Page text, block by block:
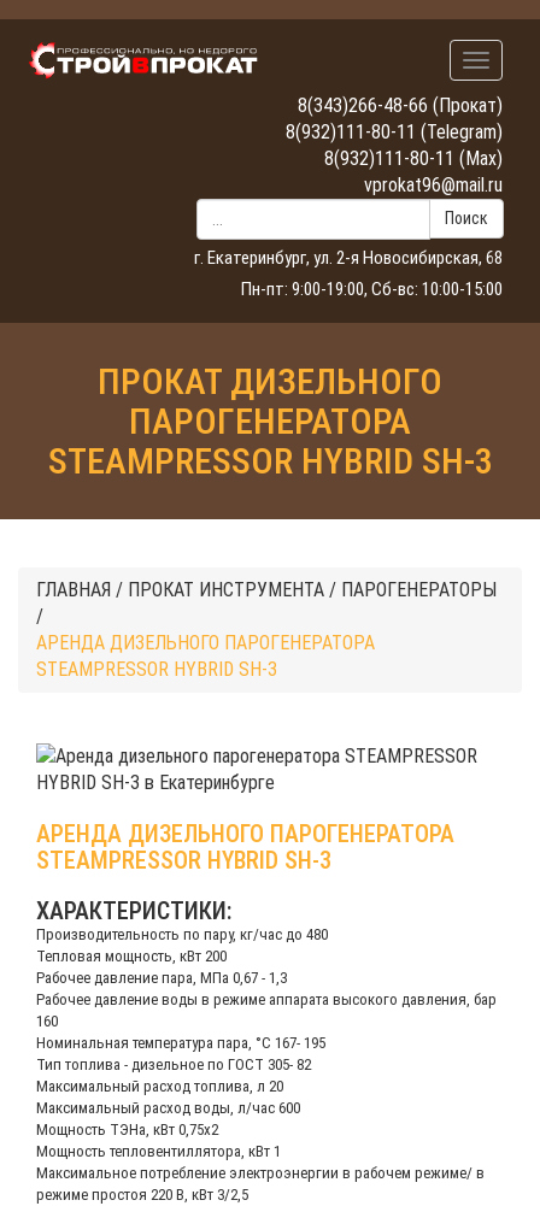
8(343)266-48-66 (Прокат)
8(932)111-80-11 (Telegram)
8(932)111-80-11 (Max)
vprokat96@mail.ru
Поиск
г. Екатеринбург, ул. 2-я Новосибирская, 68
Пн-пт: 9:00-19:00, Сб-вс: 10:00-15:00
ПРОКАТ ДИЗЕЛЬНОГО
ПАРОГЕНЕРАТОРА
STEAMPRESSOR HYBRID SH-3
ГЛАВНАЯ / ПРОКАТ ИНСТРУМЕНТА / ПАРОГЕНЕРАТОРЫ
/
АРЕНДА ДИЗЕЛЬНОГО ПАРОГЕНЕРАТОРА
STEAMPRESSOR HYBRID SH-3
АРЕНДА ДИЗЕЛЬНОГО ПАРОГЕНЕРАТОРА
STEAMPRESSOR HYBRID SH-3
ХАРАКТЕРИСТИКИ:
Производительность по пару, кг/час до 480
Тепловая мощность, кВт 200
Рабочее давление пара, МПа 0,67 - 1,3
Рабочее давление воды в режиме аппарата высокого давления, бар
160
Номинальная температура пара, °С 167- 195
Тип топлива - дизельное по ГОСТ 305- 82
Максимальный расход топлива, л 20
Максимальный расход воды, л/час 600
Мощность ТЭНа, кВт 0,75х2
Мощность тепловентиллятора, кВт 1
Максимальное потребление электроэнергии в рабочем режиме/ в
режиме простоя 220 В, кВт 3/2,5